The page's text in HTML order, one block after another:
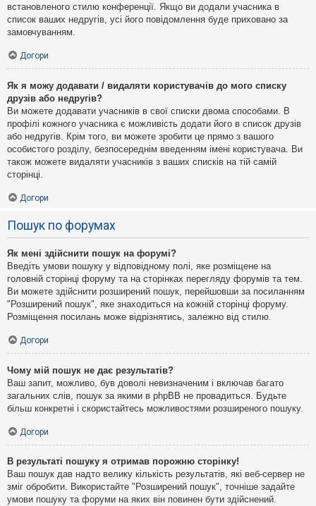
встановленого стилю конференції. Якщо ви додали учасника в
список ваших недругів, усі його повідомлення буде приховано за
замовчуванням.
Догори
Як я можу додавати / видаляти користувачів до мого списку
друзів або недругів?
Ви можете додавати учасників в свої списки двома способами. В
профілі кожного учасника є можливість додати його в список друзів
або недругів. Крім того, ви можете зробити це прямо з вашого
особистого розділу, безпосереднім введенням імені користувача. Ви
також можете видаляти учасників з ваших списків на тій самій
сторінці.
Догори
Пошук по форумах
Як мені здійснити пошук на форумі?
Введіть умови пошуку у відповідному полі, яке розміщене на
головній сторінці форуму та на сторінках перегляду форумів та тем.
Ви можете здійснити розширений пошук, перейшовши за посиланням
"Розширений пошук", яке знаходиться на кожній сторінці форуму.
Розміщення посилань може відрізнятись, залежно від стилю.
Догори
Чому мій пошук не дає результатів?
Ваш запит, можливо, був доволі невизначеним і включав багато
загальних слів, пошук за якими в phpBB не провадиться. Будьте
більш конкретні і скористайтесь можливостями розширеного пошуку.
Догори
В результаті пошуку я отримав порожню сторінку!
Ваш пошук дав надто велику кількість результатів, які веб-сервер не
зміг обробити. Використайте "Розширений пошук", точніше задайте
умови пошуку та форуми на яких він повинен бути здійснений.